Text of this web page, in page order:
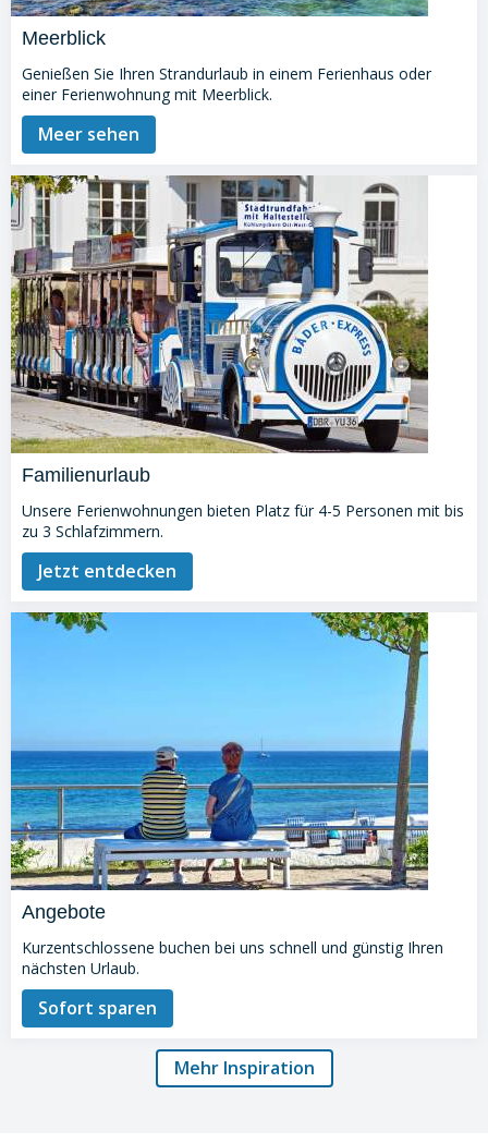
Meerblick
Genießen Sie Ihren Strandurlaub in einem Ferienhaus oder
einer Ferienwohnung mit Meerblick.
Meer sehen
Familienurlaub
Unsere Ferienwohnungen bieten Platz für 4-5 Personen mit bis
zu 3 Schlafzimmern.
Jetzt entdecken
Angebote
Kurzentschlossene buchen bei uns schnell und günstig Ihren
nächsten Urlaub.
Sofort sparen
Mehr Inspiration